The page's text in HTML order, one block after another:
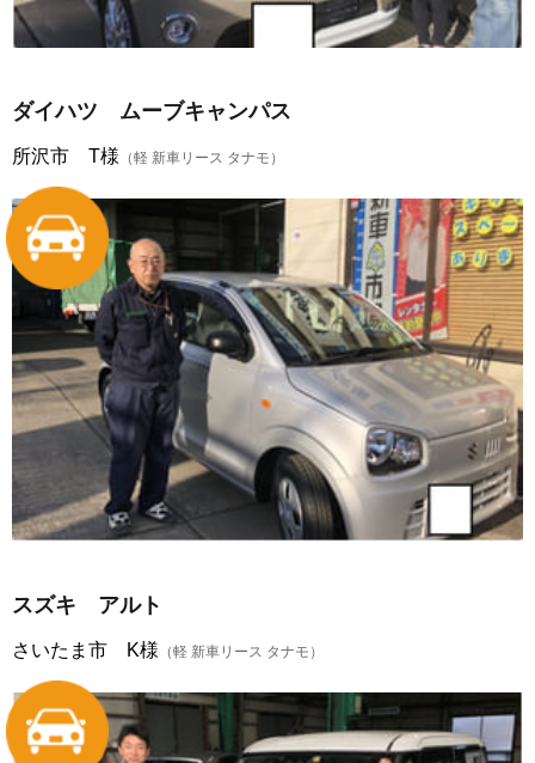
ダイハツ ムーブキャンパス
所沢市 T様 （軽 新車リース タナモ）
スズキ アルト
さいたま市 K様 （軽 新車リース タナモ）